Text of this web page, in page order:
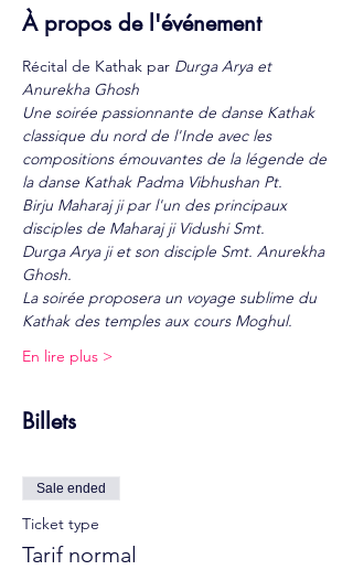
À propos de l'événement
Récital de Kathak par Durga Arya et
Anurekha Ghosh
Une soirée passionnante de danse Kathak
classique du nord de l'Inde avec les
compositions émouvantes de la légende de
la danse Kathak Padma Vibhushan Pt.
Birju Maharaj ji par l'un des principaux
disciples de Maharaj ji Vidushi Smt.
Durga Arya ji et son disciple Smt. Anurekha
Ghosh.
La soirée proposera un voyage sublime du
Kathak des temples aux cours Moghul.
En lire plus >
Billets
Sale ended
Ticket type
Tarif normal